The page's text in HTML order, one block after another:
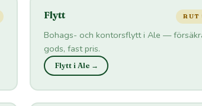
Flytt RUT
Bohags- och kontorsflytt i Ale —
gods, fast pris.
Flytt i Ale →